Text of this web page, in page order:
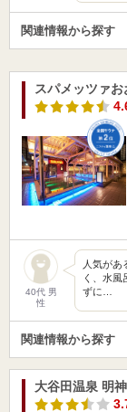
関連情報から探す
スパメッツァ
40代 男
性
人気が
く、水風
ずに…
関連情報から探す
大谷田温泉 明